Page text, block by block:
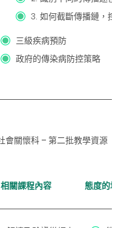
3. 如何截斷傳播鏈，控
三級疾病預防
政府的傳染病防控策略
會關懷科 – 第二批教學資源
相關課程內容 態度的培